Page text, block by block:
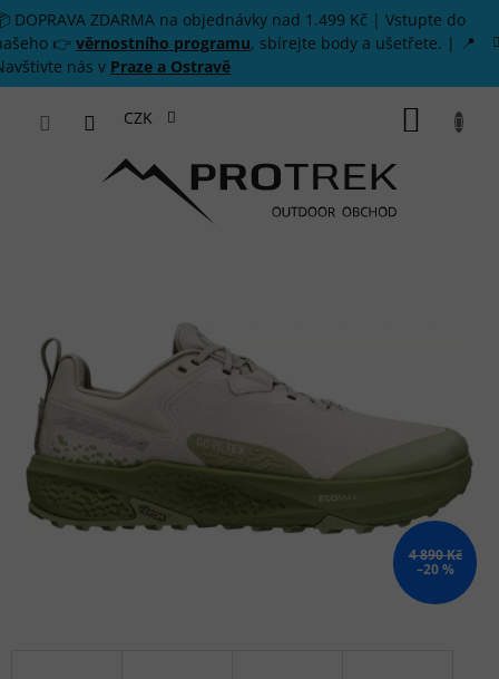
Přejít na obsah
DOPRAVA ZDARMA na objednávky nad 1.499 Kč | Vstupte do
👉 věrnostního programu, sbírejte body a ušetřete. | 📍
nás v Praze a Ostravě
CZK
4 890 Kč
–20 %